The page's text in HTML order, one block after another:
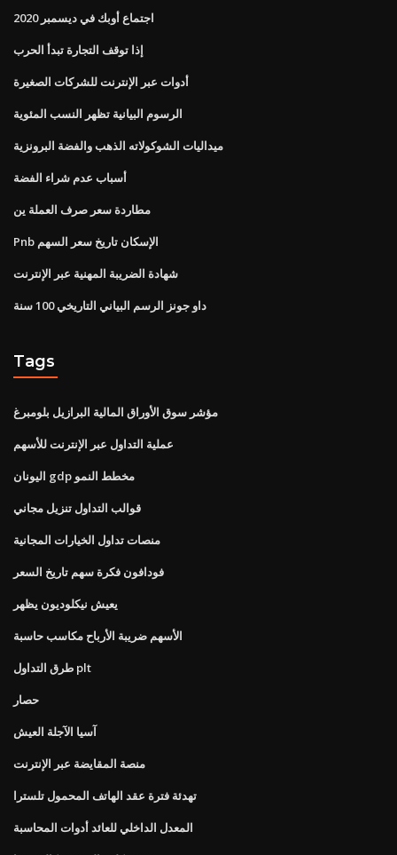
اجتماع أوبك في ديسمبر 2020
إذا توقف التجارة تبدأ الحرب
أدوات عبر الإنترنت للشركات الصغيرة
الرسوم البيانية تظهر النسب المئوية
ميداليات الشوكولاته الذهب والفضة البرونزية
أسباب عدم شراء الفضة
مطاردة سعر صرف العملة ين
Pnb الإسكان تاريخ سعر السهم
شهادة الضريبة المهنية عبر الإنترنت
داو جونز الرسم البياني التاريخي 100 سنة
Tags
مؤشر سوق الأوراق المالية البرازيل بلومبرغ
عملية التداول عبر الإنترنت للأسهم
اليونان gdp مخطط النمو
قوالب التداول تنزيل مجاني
منصات تداول الخيارات المجانية
فودافون فكرة سهم تاريخ السعر
يعيش نيكلوديون يظهر
الأسهم ضريبة الأرباح مكاسب حاسبة
طرق التداول plt
حصار
آسيا الآجلة العيش
منصة المقايضة عبر الإنترنت
تهدئة فترة عقد الهاتف المحمول تلسترا
المعدل الداخلي للعائد أدوات المحاسبة